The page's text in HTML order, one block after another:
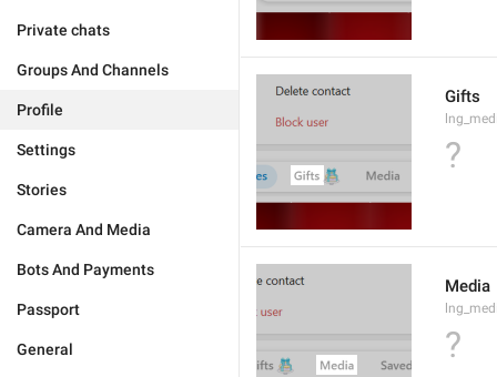
Private chats
Groups And Channels
Profile
Settings
Stories
Camera And Media
Bots And Payments
Passport
General
Gifts
?
Media
?